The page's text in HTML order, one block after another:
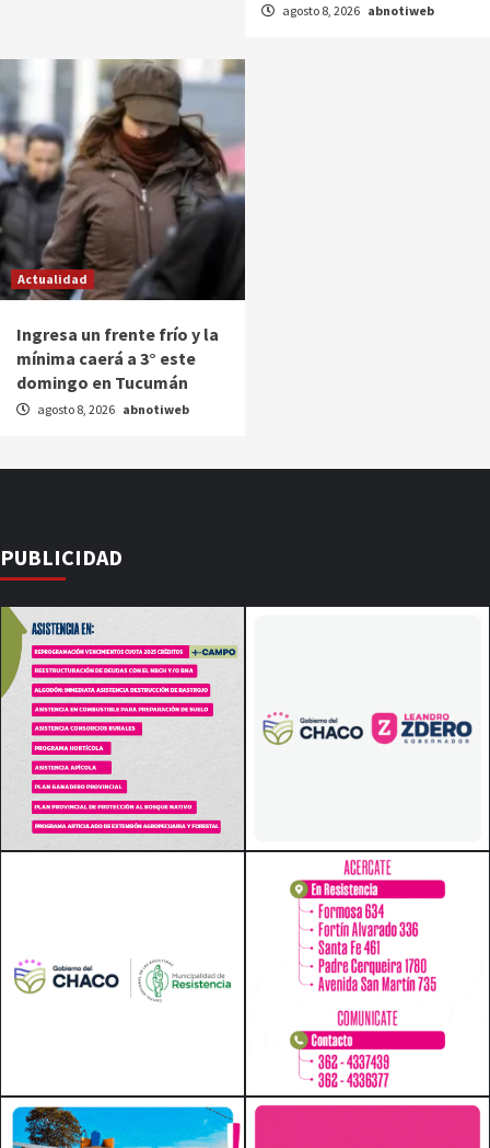
agosto 8, 2026 abnotiweb
Actualidad
Ingresa un frente frío y la
mínima caerá a 3° este
domingo en Tucumán
agosto 8, 2026 abnotiweb
PUBLICIDAD